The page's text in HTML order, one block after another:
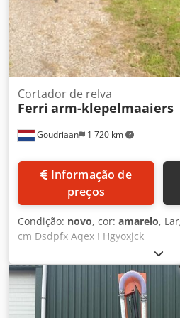
Goudriaan 1 720 km
Cortador de relva
Ferri arm-klepelmaaiers
preços
Condição: novo, cor: amarelo,
cm Dsdpfx Aqex I Hgyoxjck